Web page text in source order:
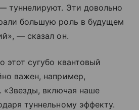
туннелируют. Эти довольно
большую роль в будущем
— сказал он.
этот сугубо квантовый
важен, например,
«Звезды, включая наше
туннельному эффекту.